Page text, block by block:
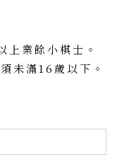
上業餘小棋士。
未滿16歲以下。